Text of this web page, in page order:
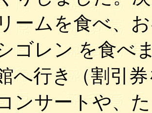
ームを食べ、
ゴレン を食べ
へ行き（割引
ンサートや、